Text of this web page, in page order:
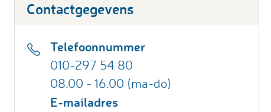
Contactgegevens
Telefoonnummer
010-297 54 80
08.00 - 16.00 (ma-do)
E-mailadres